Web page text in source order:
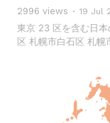
2996 views 19 Jul
東京 23 区を含む日
区 札幌市白石区 札幌